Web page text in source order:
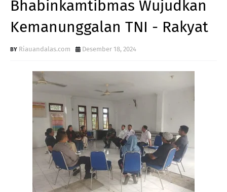
Bhabinkamtibmas Wujudkan
Kemanunggalan TNI - Rakyat
Riauandalas.com Desember 18, 2024